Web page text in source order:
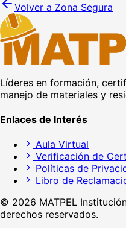
Volver a Zona Segura
Líderes en formación,
manejo de materiales y
Enlaces de Interés
Aula Virtual
Verificación de
Políticas de
Libro de
© 2026 MATPEL
derechos reservados.